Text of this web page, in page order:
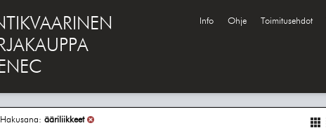
Info Ohje Toimitusehdot
ääriliikkeet